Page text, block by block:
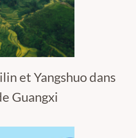
et Yangshuo dans
Guangxi